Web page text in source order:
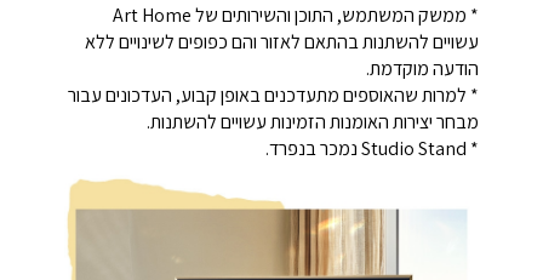
* ממשק המשתמש, התוכן והשירותים של Art Home
עשויים להשתנות בהתאם לאזור והם כפופים לשינויים ללא
הודעה מוקדמת.
* למרות שהאוספים מתעדכנים באופן קבוע, העדכונים עבור
מבחר יצירות האומנות הזמינות עשויים להשתנות.
* Studio Stand נמכר בנפרד.